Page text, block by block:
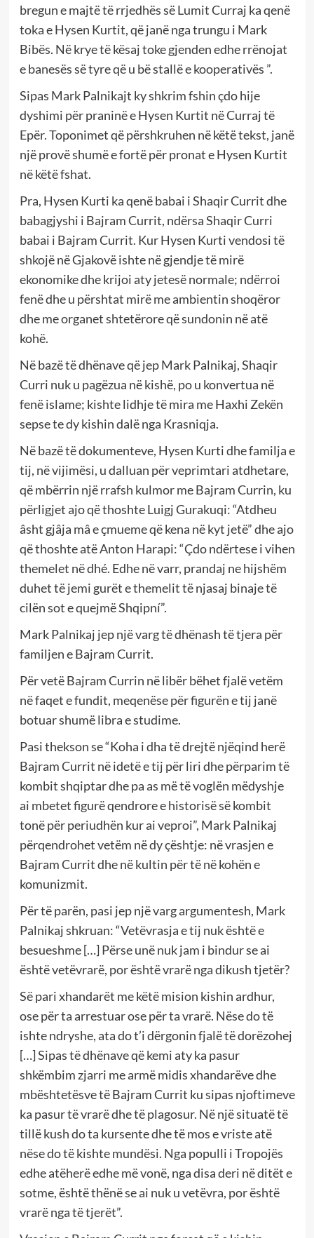
bregun e majtë të rrjedhës së Lumit Curraj ka qenë
toka e Hysen Kurtit, që janë nga trungu i Mark
Bibës. Në krye të kësaj toke gjenden edhe rrënojat
e banesës së tyre që u bë stallë e kooperativës ”.
Sipas Mark Palnikajt ky shkrim fshin çdo hije
dyshimi për praninë e Hysen Kurtit në Curraj të
Epër. Toponimet që përshkruhen në këtë tekst, janë
një provë shumë e fortë për pronat e Hysen Kurtit
në këtë fshat.
Pra, Hysen Kurti ka qenë babai i Shaqir Currit dhe
babagjyshi i Bajram Currit, ndërsa Shaqir Curri
babai i Bajram Currit. Kur Hysen Kurti vendosi të
shkojë në Gjakovë ishte në gjendje të mirë
ekonomike dhe krijoi aty jetesë normale; ndërroi
fenë dhe u përshtat mirë me ambientin shoqëror
dhe me organet shtetërore që sundonin në atë
kohë.
Në bazë të dhënave që jep Mark Palnikaj, Shaqir
Curri nuk u pagëzua në kishë, po u konvertua në
fenë islame; kishte lidhje të mira me Haxhi Zekën
sepse te dy kishin dalë nga Krasniqja.
Në bazë të dokumenteve, Hysen Kurti dhe familja e
tij, në vijimësi, u dalluan për veprimtari atdhetare,
që mbërrin një rrafsh kulmor me Bajram Currin, ku
përligjet ajo që thoshte Luigj Gurakuqi: “Atdheu
âsht gjâja mâ e çmueme që kena në kyt jetë” dhe ajo
që thoshte atë Anton Harapi: “Çdo ndërtese i vihen
themelet në dhé. Edhe në varr, prandaj ne hijshëm
duhet të jemi gurët e themelit të njasaj binaje të
cilën sot e quejmë Shqipní”.
Mark Palnikaj jep një varg të dhënash të tjera për
familjen e Bajram Currit.
Për vetë Bajram Currin në libër bëhet fjalë vetëm
në faqet e fundit, meqenëse për figurën e tij janë
botuar shumë libra e studime.
Pasi thekson se “Koha i dha të drejtë njëqind herë
Bajram Currit në idetë e tij për liri dhe përparim të
kombit shqiptar dhe pa as më të voglën mëdyshje
ai mbetet figurë qendrore e historisë së kombit
tonë për periudhën kur ai veproi”, Mark Palnikaj
përqendrohet vetëm në dy çështje: në vrasjen e
Bajram Currit dhe në kultin për të në kohën e
komunizmit.
Për të parën, pasi jep një varg argumentesh, Mark
Palnikaj shkruan: “Vetëvrasja e tij nuk është e
besueshme […] Përse unë nuk jam i bindur se ai
është vetëvrarë, por është vrarë nga dikush tjetër?
Së pari xhandarët me këtë mision kishin ardhur,
ose për ta arrestuar ose për ta vrarë. Nëse do të
ishte ndryshe, ata do t’i dërgonin fjalë të dorëzohej
[…] Sipas të dhënave që kemi aty ka pasur
shkëmbim zjarri me armë midis xhandarëve dhe
mbështetësve të Bajram Currit ku sipas njoftimeve
ka pasur të vrarë dhe të plagosur. Në një situatë të
tillë kush do ta kursente dhe të mos e vriste atë
nëse do të kishte mundësi. Nga populli i Tropojës
edhe atëherë edhe më vonë, nga disa deri në ditët e
sotme, është thënë se ai nuk u vetëvra, por është
vrarë nga të tjerët”.